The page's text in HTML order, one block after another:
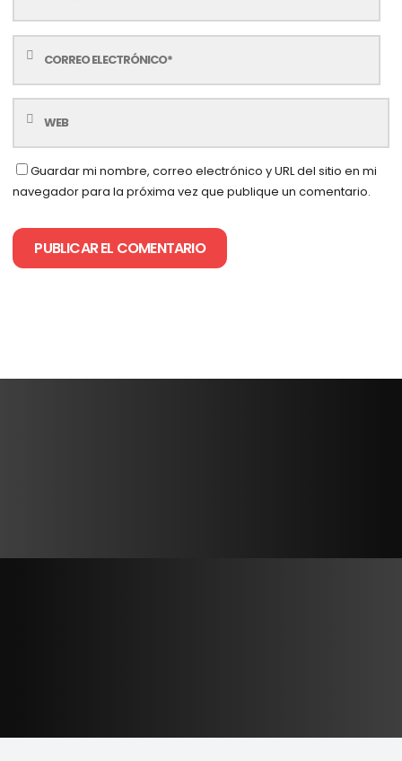
Guardar mi nombre, correo electrónico y URL del sitio en mi
navegador para la próxima vez que publique un comentario.